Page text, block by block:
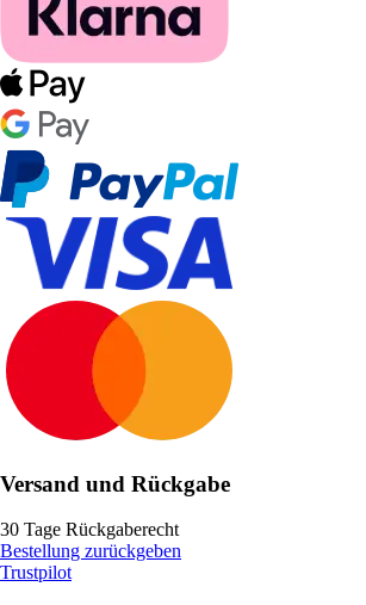
Versand und Rückgabe
30 Tage Rückgaberecht
Bestellung zurückgeben
Trustpilot